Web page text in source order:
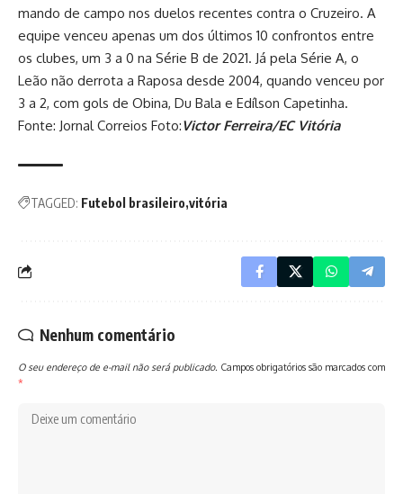
mando de campo nos duelos recentes contra o Cruzeiro. A
equipe venceu apenas um dos últimos 10 confrontos entre
os clubes, um 3 a 0 na Série B de 2021. Já pela Série A, o
Leão não derrota a Raposa desde 2004, quando venceu por
3 a 2, com gols de Obina, Du Bala e Edílson Capetinha.
Fonte: Jornal Correios Foto:Victor Ferreira/EC Vitória
TAGGED: Futebol brasileiro vitória
Nenhum comentário
O seu endereço de e-mail não será publicado. Campos obrigatórios são marcados com
*